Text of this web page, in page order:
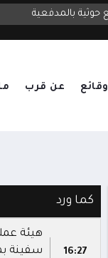
بالمدفعية
وقائع عن قرب
كما ورد
16:27
هيئة
سفينة